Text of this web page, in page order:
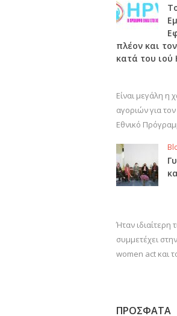
πλέον και
κατά του ιού
Είναι μεγάλη η
αγοριών για
Εθνικό
Ήταν ιδιαίτερη
συμμετέχει
women act και
ΠΡΟΣΦΑΤΑ